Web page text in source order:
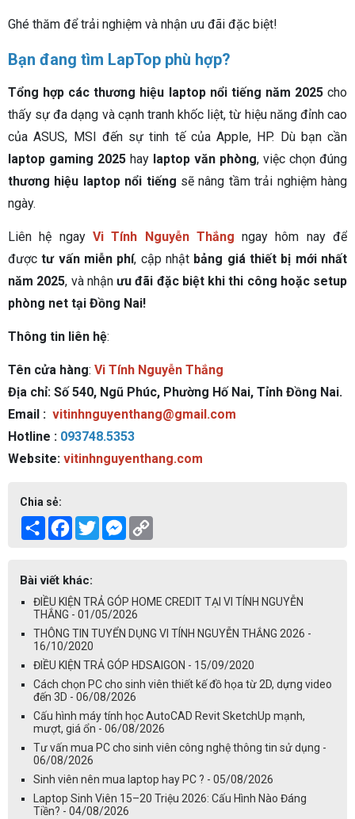
Ghé thăm để trải nghiệm và nhận ưu đãi đặc biệt!
Bạn đang tìm LapTop phù hợp?
Tổng hợp các thương hiệu laptop nổi tiếng năm 2025cho
thấy sự đa dạng và cạnh tranh khốc liệt, từ hiệu năng đỉnh cao
của ASUS, MSI đến sự tinh tế của Apple, HP. Dù bạn cần
laptop gaming 2025 hay laptop văn phòng, việc chọn đúng
thương hiệu laptop nổi tiếng sẽ nâng tầm trải nghiệm hàng
ngày.
Liên hệ ngay Vi Tính Nguyễn Thắng ngay hôm nay để
đượctư vấn miễn phí, cập nhật bảng giá thiết bị mới nhất
năm 2025, và nhận ưu đãi đặc biệt khi thi công hoặc setup
phòng net tại Đồng Nai!
Thông tin liên hệ:
Tên cửa hàng: Vi Tính Nguyễn Thắng
Địa chỉ: Số 540, Ngũ Phúc, Phường Hố Nai, Tỉnh Đồng Nai.
Email : vitinhnguyenthang@gmail.com
Hotline : 093748.5353
Website: vitinhnguyenthang.com
Chia sẻ:
Share Facebook
TwitterMessenger
Bài viết khác:
ĐIỀU KIỆN TRẢ GÓP HOME CREDIT TẠI VI TÍNH NGUYỄN
THẮNG - 01/05/2026
THÔNG TIN TUYỂN DỤNG VI TÍNH NGUYỄN THẮNG 2026 -
16/10/2020
ĐIỀU KIỆN TRẢ GÓP HDSAIGON - 15/09/2020
Cách chọn PC cho sinh viên thiết kế đồ họa từ 2D, dựng video
đến 3D - 06/08/2026
Cấu hình máy tính học AutoCAD Revit SketchUp mạnh,
mượt, giá ổn - 06/08/2026
Tư vấn mua PC cho sinh viên công nghệ thông tin sử dụng -
06/08/2026
Sinh viên nên mua laptop hay PC ? - 05/08/2026
Laptop Sinh Viên 15–20 Triệu 2026: Cấu Hình Nào Đáng
Tiền? - 04/08/2026